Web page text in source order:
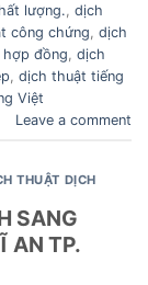
lượng. dịch
công chứng dịch
đồng
dịch
dịch thuật tiếng
Việt
Leave a comment
THUẬT DỊCH
SANG
AN TP.